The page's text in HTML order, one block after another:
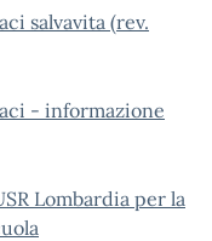
salvavita (rev.
- informazione
Lombardia per la